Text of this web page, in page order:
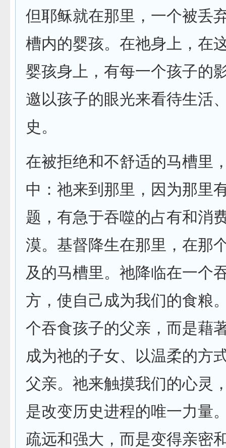
但耶稣就在那里，一个被丢
槽内的婴孩。在祂身上，在
婴孩身上，有每一个孩子的
邀以孩子的眼光来看待生活
史。
在被拒绝和不舒适的马槽里
中：祂来到那里，因为那里
题，有急于吞噬的占有和消
漠。基督降生在那里，在那
及的马槽里。祂降临在一个
方，使自己成为我们的食粮
个吞食孩子的父亲，而是藉
成为祂的子女、以温柔的方
父亲。祂来触摸我们的心灵
是改变历史进程的唯一力量
疏远和强大，而是变得亲密